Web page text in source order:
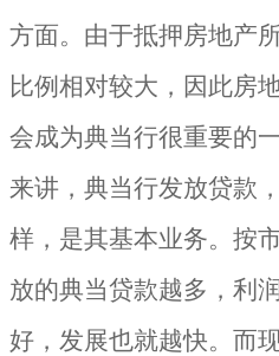
方面。由于抵押房地产
比例相对较大，因此房
会成为典当行很重要的
来讲，典当行发放贷款
样，是其基本业务。按
放的典当贷款越多，利
好，发展也就越快。而